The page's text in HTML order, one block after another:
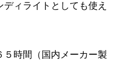
ディライトとしても使え
時間（国内メーカー製